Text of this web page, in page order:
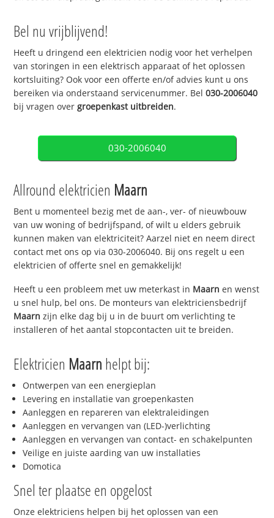
Bel nu vrijblijvend!
Heeft u dringend een elektricien nodig voor het verhelpen
van storingen in een elektrisch apparaat of het oplossen
kortsluiting? Ook voor een offerte en/of advies kunt u ons
bereiken via onderstaand servicenummer. Bel030-2006040
bij vragen over groepenkast uitbreiden.
030-2006040
Allround elektricien Maarn
Bent u momenteel bezig met de aan-, ver- of nieuwbouw
van uw woning of bedrijfspand, of wilt u elders gebruik
kunnen maken van elektriciteit? Aarzel niet en neem direct
contact met ons op via 030-2006040. Bij ons regelt u een
elektricien of offerte snel en gemakkelijk!
Heeft u een probleem met uw meterkast in Maarn en wenst
u snel hulp, bel ons. De monteurs van elektriciensbedrijf
Maarn zijn elke dag bij u in de buurt om verlichting te
installeren of het aantal stopcontacten uit te breiden.
Elektricien Maarn helpt bij:
Ontwerpen van een energieplan
Levering en installatie van groepenkasten
Aanleggen en repareren van elektraleidingen
Aanleggen en vervangen van (LED-)verlichting
Aanleggen en vervangen van contact- en schakelpunten
Veilige en juiste aarding van uw installaties
Domotica
Snel ter plaatse en opgelost
Onze elektriciens helpen bij het oplossen van een